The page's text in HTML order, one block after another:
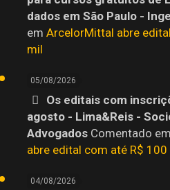
dados em São Paulo -
em ArcelorMittal abre
mil
05/08/2026
Os editais com
agosto - Lima&Reis -
AdvogadosComentado em
abre edital com até R$ 100
04/08/2026